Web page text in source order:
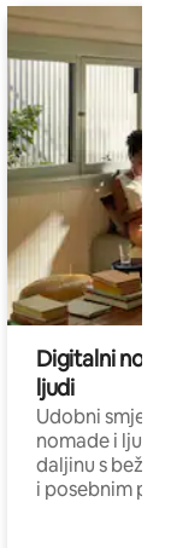
Digitalni
ljudi
Udobni
nomade i ljude
daljinu s
i posebnim